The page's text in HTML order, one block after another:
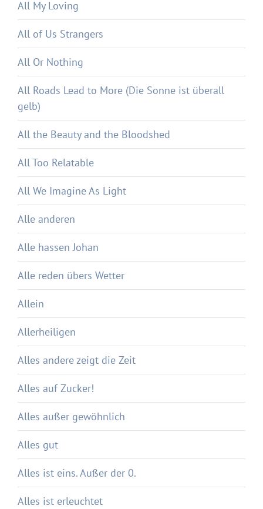
All My Loving
All of Us Strangers
All Or Nothing
All Roads Lead to More (Die Sonne ist überall
gelb)
All the Beauty and the Bloodshed
All Too Relatable
All We Imagine As Light
Alle anderen
Alle hassen Johan
Alle reden übers Wetter
Allein
Allerheiligen
Alles andere zeigt die Zeit
Alles auf Zucker!
Alles außer gewöhnlich
Alles gut
Alles ist eins. Außer der 0.
Alles ist erleuchtet